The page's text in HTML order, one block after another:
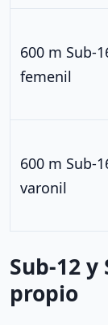
600 m Sub-
femenil
600 m Sub-
varonil
Sub-12
propio